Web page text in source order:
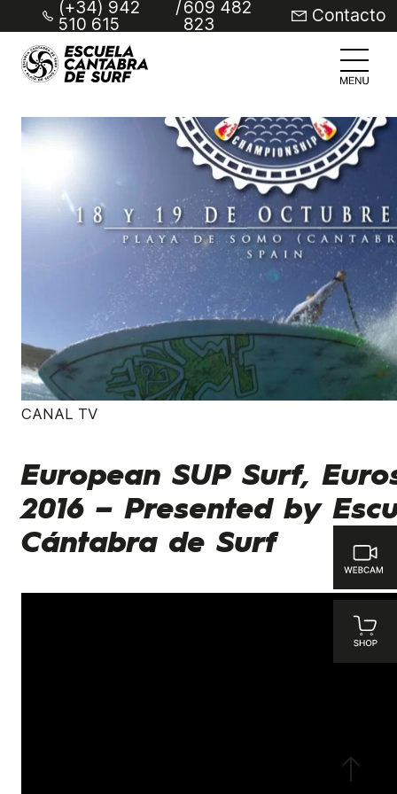
(+34) 942
510 615
/609 482
823 Contacto
CANAL TV
European SUP Surf,
2016 – Presented by
Cántabra de Surf